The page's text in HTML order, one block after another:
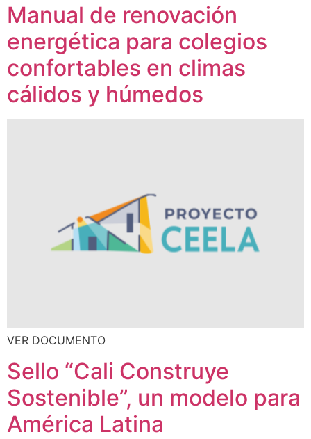
Manual de renovación
energética para colegios
confortables en climas
cálidos y húmedos
VER DOCUMENTO
Sello “Cali Construye
Sostenible”, un modelo para
América Latina